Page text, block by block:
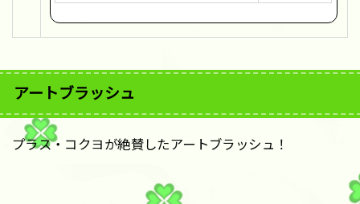
入
アートブラッシュ
プラス・コクヨが絶賛したアートブラッシュ！